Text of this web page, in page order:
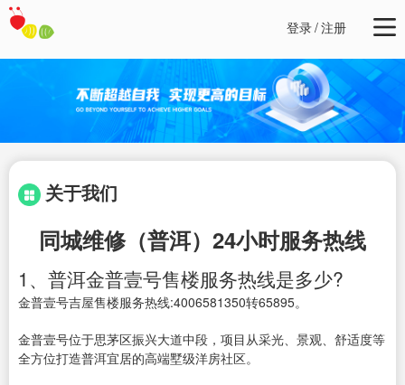
登录/注册
关于我们
同城维修（普洱）24小时服务热线
1、普洱金普壹号售楼服务热线是多少?
金普壹号吉屋售楼服务热线:4006581350转65895。
金普壹号位于思茅区振兴大道中段，项目从采光、景观、舒适度等
全方位打造普洱宜居的高端墅级洋房社区。